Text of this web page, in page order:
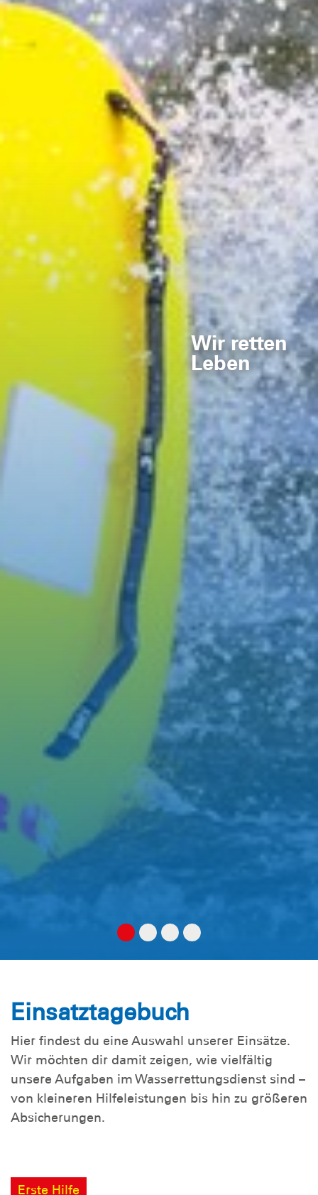
Wir retten
Leben
Einsatztagebuch
Hier findest du eine Auswahl unserer Einsätze.
Wir möchten dir damit zeigen, wie vielfältig
unsere Aufgaben im Wasserrettungsdienst sind –
von kleineren Hilfeleistungen bis hin zu größeren
Absicherungen.
Erste Hilfe